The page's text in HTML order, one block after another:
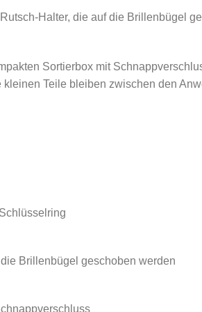
Halter, die auf die Brillenbügel
Sortierbox mit
Teile bleiben zwischen den
Brillenbügel geschoben werden